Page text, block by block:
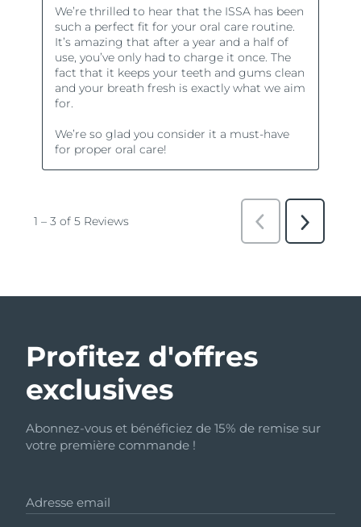
Profitez d'offres
exclusives
Abonnez-vous et bénéficiez de 15% de remise sur
votre première commande !
Adresse email